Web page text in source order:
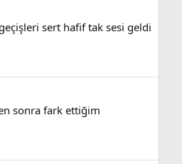
sert hafif tak sesi geldi
sonra fark ettiğim